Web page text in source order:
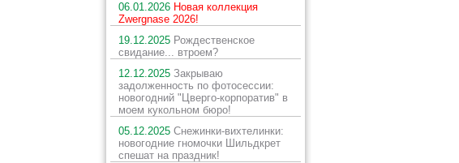
06.01.2026 Новая коллекция
Zwergnase 2026!
19.12.2025 Рождественское
свидание... втроем?
12.12.2025 Закрываю
задолженность по фотосессии:
новогодний "Цверго-корпоратив" в
моем кукольном бюро!
05.12.2025 Снежинки-вихтелинки:
новогодние гномочки Шильдкрет
спешат на праздник!